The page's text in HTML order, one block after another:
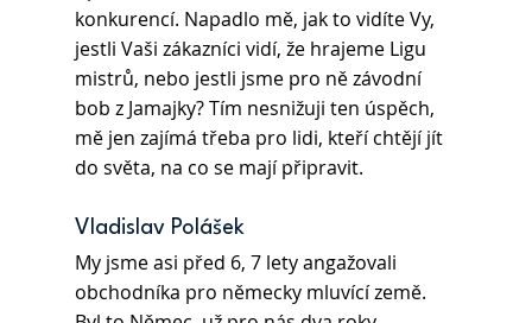
konkurencí. Napadlo mě, jak to vidíte Vy,
jestli Vaši zákazníci vidí, že hrajeme Ligu
mistrů, nebo jestli jsme pro ně závodní
bob z Jamajky? Tím nesnižuji ten úspěch,
mě jen zajímá třeba pro lidi, kteří chtějí jít
do světa, na co se mají připravit.
Vladislav Polášek
My jsme asi před 6, 7 lety angažovali
obchodníka pro německy mluvící země.